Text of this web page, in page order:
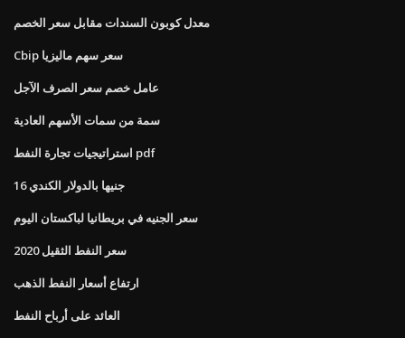
معدل كوبون السندات مقابل سعر الخصم
Cbip سعر سهم ماليزيا
عامل خصم سعر الصرف الآجل
سمة من سمات الأسهم العادية
استراتيجيات تجارة النفط pdf
16 جنيها بالدولار الكندي
سعر الجنيه في بريطانيا لباكستان اليوم
سعر النفط الثقيل 2020
ارتفاع أسعار النفط الذهب
العائد على أرباح النفط